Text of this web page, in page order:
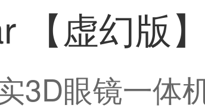
虚幻版】
3D眼镜一体